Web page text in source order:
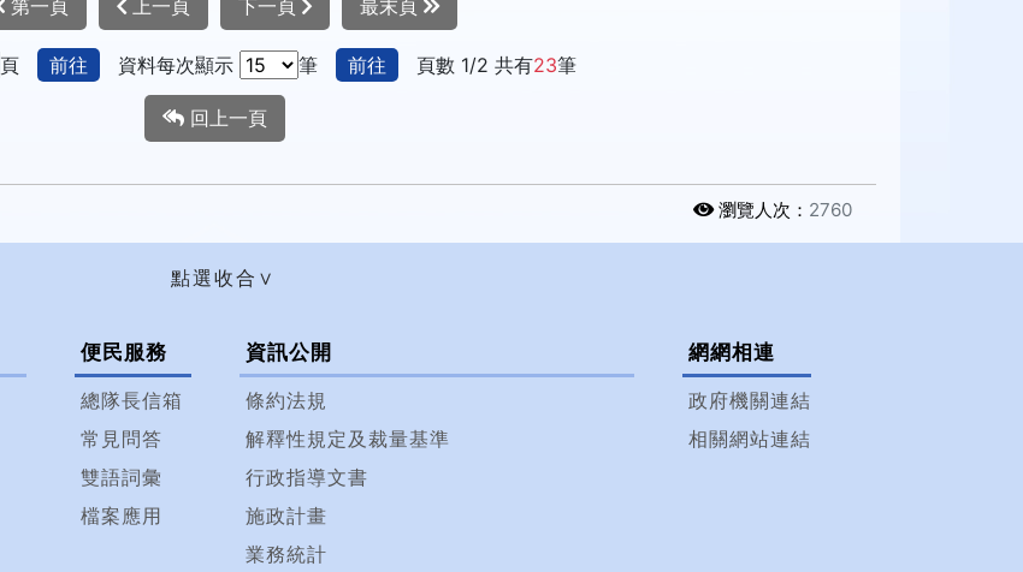
第一頁 上一頁 下一頁 最末頁
頁 前往 資料每次顯示 筆 前往 頁數 1/2 共有23筆
回上一頁
瀏覽人次： 2760
便民服務
總隊長信箱
常見問答
雙語詞彙
檔案應用
資訊公開
條約法規
解釋性規定及裁量基準
行政指導文書
施政計畫
業務統計
網網相連
政府機關連結
相關網站連結